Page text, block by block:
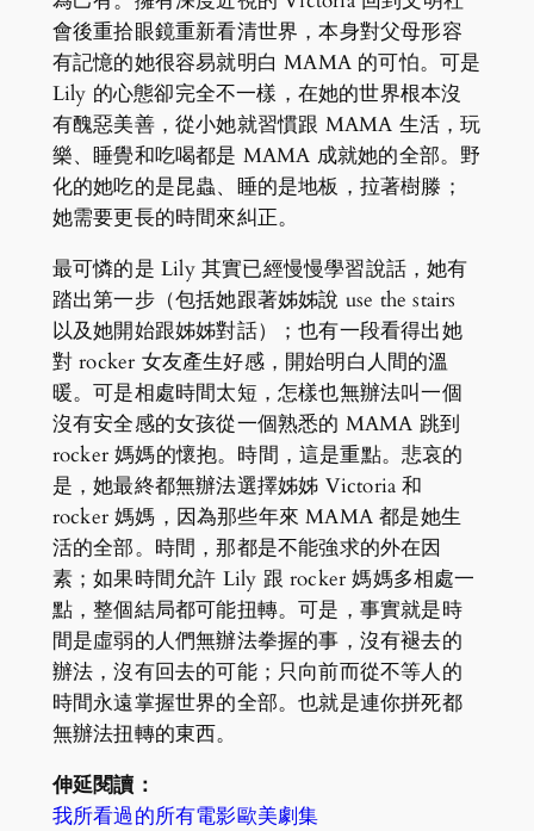
會後重拾眼鏡重新看清世界，本身對父母形容
有記憶的她很容易就明白 MAMA 的可怕。可是
Lily 的心態卻完全不一樣，在她的世界根本沒
有醜惡美善，從小她就習慣跟 MAMA 生活，玩
樂、睡覺和吃喝都是 MAMA 成就她的全部。野
化的她吃的是昆蟲、睡的是地板，拉著樹滕；
她需要更長的時間來糾正。
最可憐的是 Lily 其實已經慢慢學習說話，她有
踏出第一步（包括她跟著姊姊說 use the stairs
以及她開始跟姊姊對話）；也有一段看得出她
對 rocker 女友產生好感，開始明白人間的溫
暖。可是相處時間太短，怎樣也無辦法叫一個
沒有安全感的女孩從一個熟悉的 MAMA 跳到
rocker 媽媽的懷抱。時間，這是重點。悲哀的
是，她最終都無辦法選擇姊姊 Victoria 和
rocker 媽媽，因為那些年來 MAMA 都是她生
活的全部。時間，那都是不能強求的外在因
素；如果時間允許 Lily 跟 rocker 媽媽多相處一
點，整個結局都可能扭轉。可是，事實就是時
間是虛弱的人們無辦法拳握的事，沒有褪去的
辦法，沒有回去的可能；只向前而從不等人的
時間永遠掌握世界的全部。也就是連你拼死都
無辦法扭轉的東西。
伸延閱讀：
我所看過的所有電影歐美劇集